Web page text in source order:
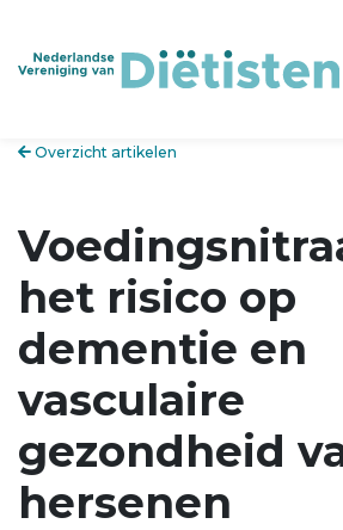
Overzicht artikelen
het risico op
dementie en
vasculaire
gezondheid
hersenen